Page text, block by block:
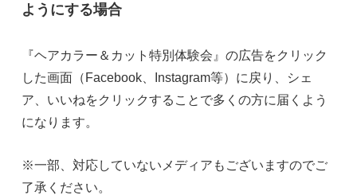
ようにする場合
『ヘアカラー＆カット特別体験会』の広告をクリック
した画面（Facebook、Instagram等）に戻り、シェ
ア、いいねをクリックすることで多くの方に届くよう
になります。
※一部、対応していないメディアもございますのでご
了承ください。